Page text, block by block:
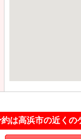
は高浜市の近く